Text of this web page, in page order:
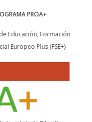
PROA+
Educación, Formación
Europeo Plus (FSE+)